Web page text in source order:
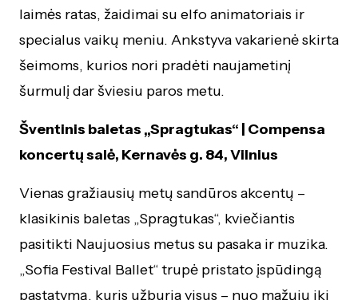
laimės ratas, žaidimai su elfo animatoriais ir
specialus vaikų meniu. Ankstyva vakarienė skirta
šeimoms, kurios nori pradėti naujametinį
šurmulį dar šviesiu paros metu.
Šventinis baletas „Spragtukas“ | Compensa
koncertų salė, Kernavės g. 84, Vilnius
Vienas gražiausių metų sandūros akcentų –
klasikinis baletas „Spragtukas“, kviečiantis
pasitikti Naujuosius metus su pasaka ir muzika.
„Sofia Festival Ballet“ trupė pristato įspūdingą
pastatymą, kuris užburia visus – nuo mažųjų iki